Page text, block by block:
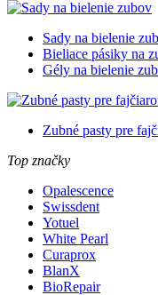
Sady na bielenie
Bieliace pásiky na
Gély na bielenie
Zubné pasty pre
Top značky
Opalescence
Swissdent
Yotuel
White Pearl
Curaprox
BlanX
BioRepair